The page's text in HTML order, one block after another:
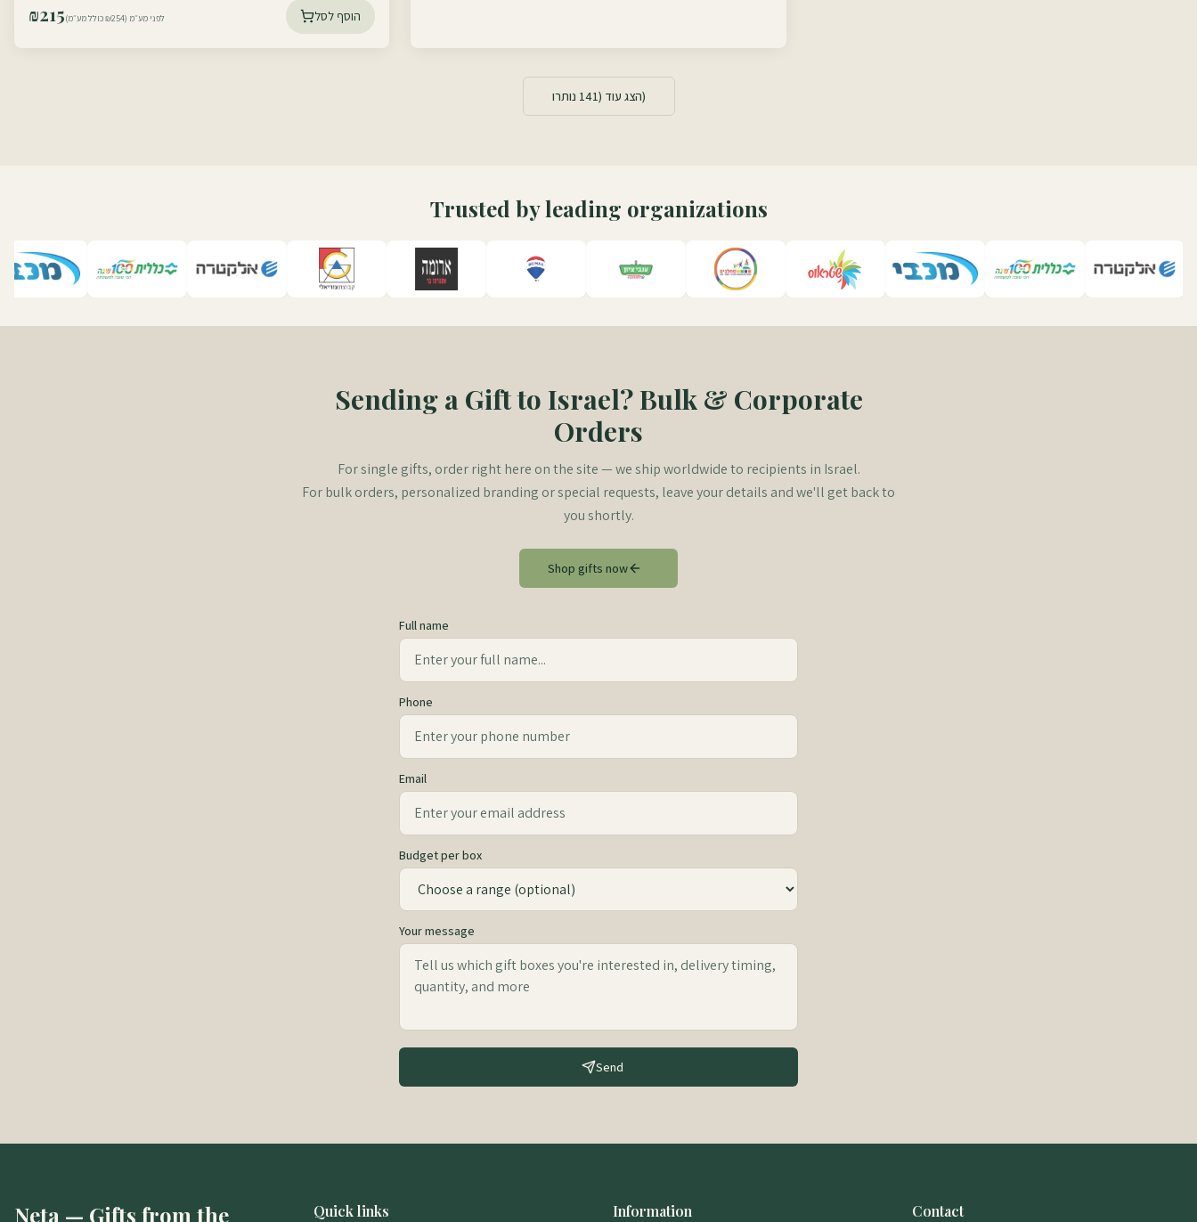
₪215 לפני מע״מ (₪254 כולל מע״מ) הוסף לסל
הצג עוד (141 נותרו)
Trusted by leading organizations
Sending a Gift to Israel? Bulk & Corporate
Orders
For single gifts, order right here on the site — we ship worldwide to recipients in Israel.
For bulk orders, personalized branding or special requests, leave your details and we'll get back to
you shortly.
Shop gifts now
Full name
Phone
Email
Budget per box
Your message
Send
Neta — Gifts from the Quick links Information Contact